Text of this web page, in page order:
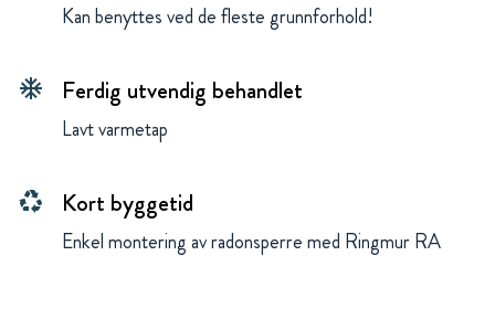
Kan benyttes ved de fleste grunnforhold!
ac_unit Ferdig utvendig behandlet
Lavt varmetap
recycling Kort byggetid
Enkel montering av radonsperre med Ringmur RA